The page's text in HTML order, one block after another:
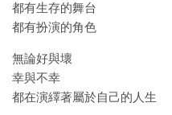
都有生存的舞台
都有扮演的角色
無論好與壞
幸與不幸
都在演繹著屬於自己的人生